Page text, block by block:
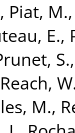
, Piat, M.
E.,
S.
Reach,
M.,